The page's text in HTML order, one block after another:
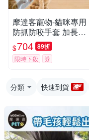
摩達客寵物-貓咪專用
防抓防咬手套 加長護
臂 耐磨耐咬 日常撸貓
護理防護
$704 89折
限時下殺 券
分類 快速到貨